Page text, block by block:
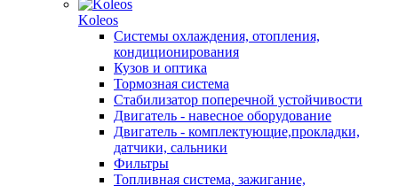
Koleos
Системы охлаждения, отопления,
кондиционирования
Кузов и оптика
Тормозная система
Стабилизатор поперечной устойчивости
Двигатель - навесное оборудование
Двигатель - комплектующие,прокладки,
датчики, сальники
Фильтры
Топливная система, зажигание,